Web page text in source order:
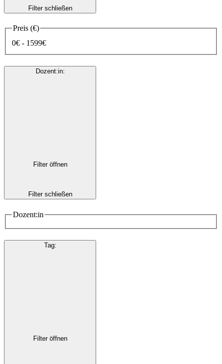
Filter schließen
Preis (€)
0€ - 1599€
Dozent:in:
Filter öffnen
Filter schließen
Dozent:in
Tag:
Filter öffnen